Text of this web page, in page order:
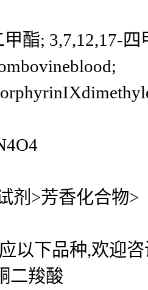
酯; 3,7,12,17-
剂>芳香化合物>
以下品种,欢迎
二羧酸